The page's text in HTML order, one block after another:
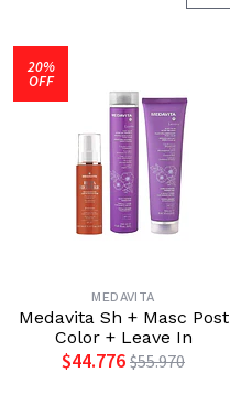
20%
OFF
MEDAVITA
Medavita Sh + Masc Post
Color + Leave In
$44.776 $55.970